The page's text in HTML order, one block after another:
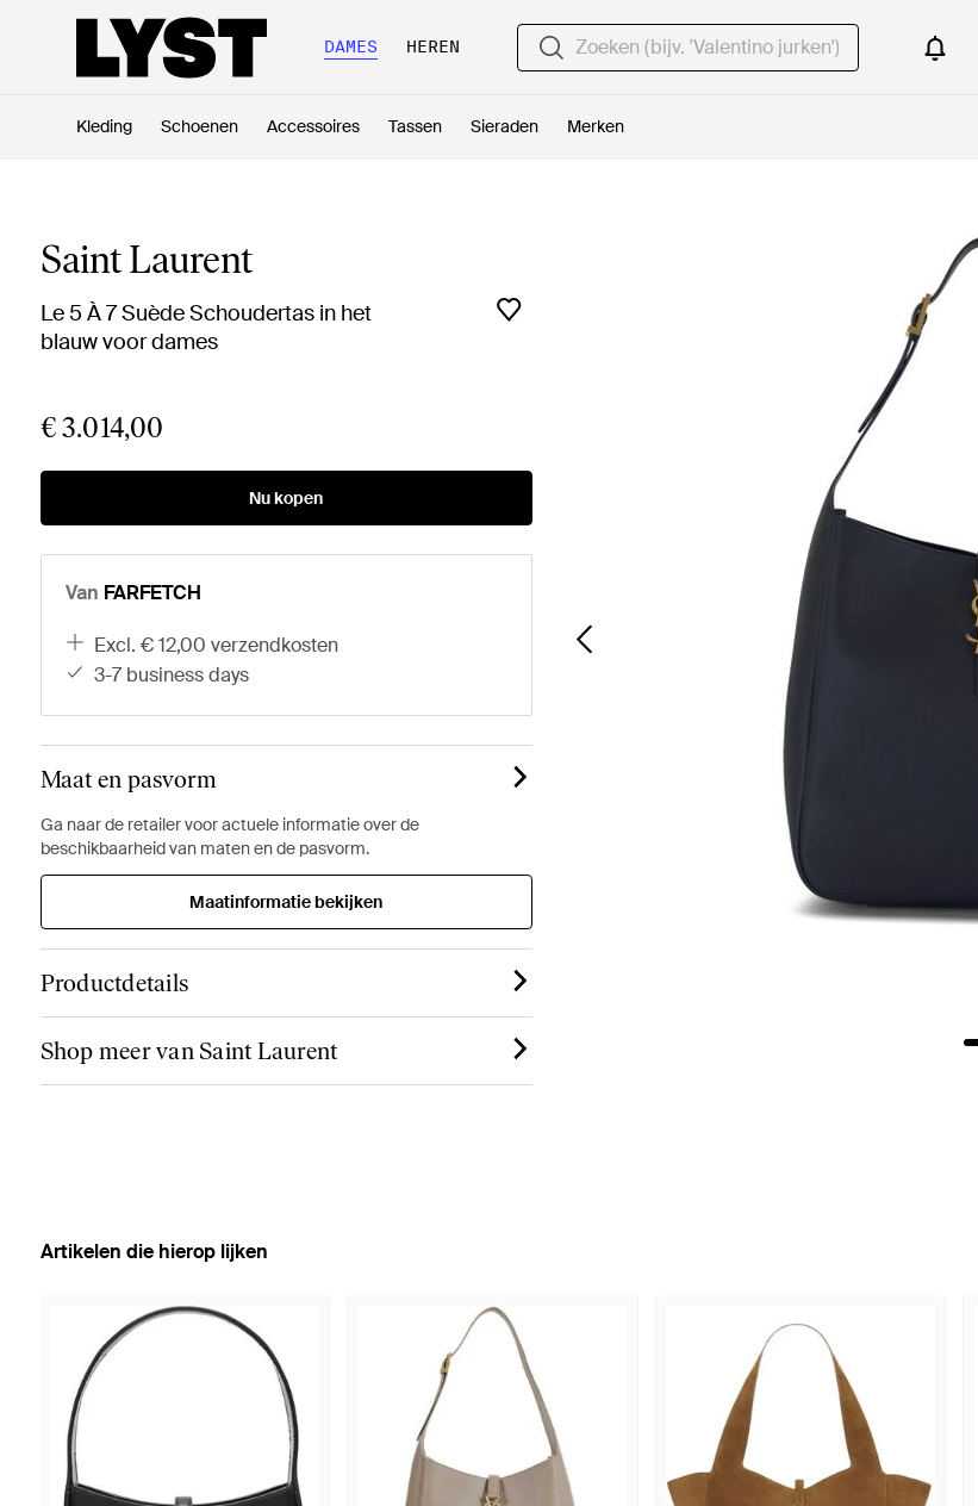
DAMES HEREN
Kleding Schoenen Accessoires Tassen Sieraden Merken
Saint Laurent
Le 5 À 7 Suède Schoudertas in het
blauw voor dames
€ 3.014,00
Nu kopen
Van FARFETCH
excl. € 12,00 verzendkosten
3-7 business days
Maat en pasvorm
Ga naar de retailer voor actuele informatie over de
beschikbaarheid van maten en de pasvorm.
Maatinformatie bekijken
Productdetails
Shop meer van Saint Laurent
Artikelen die hierop lijken